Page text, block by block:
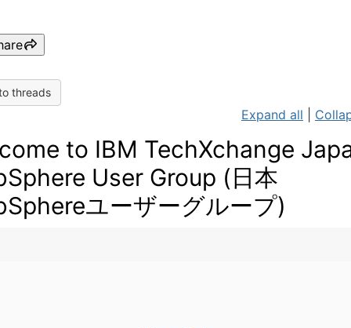
threads
Expand all
to IBM TechXchange
User Group (日本
ユーザーグループ)